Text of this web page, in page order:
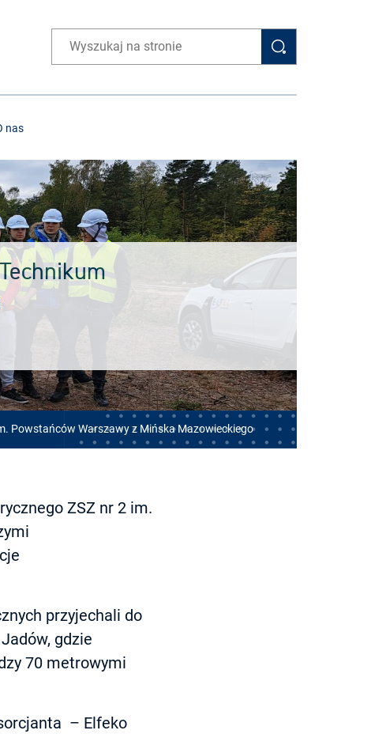
Wpisz wyszukiwaną frazę
nas
Powstańców Warszawy z Mińska Mazowieckiego
ZSZ nr 2 im.
przyjechali do
gdzie
70 metrowymi
– Elfeko